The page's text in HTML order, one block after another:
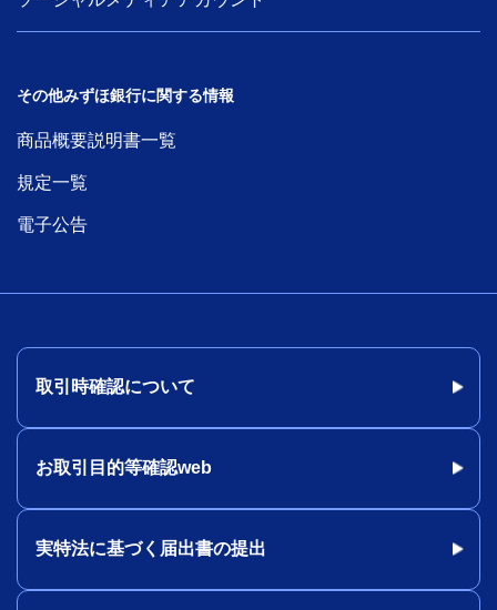
その他みずほ銀行に関する情報
商品概要説明書一覧
規定一覧
電子公告
取引時確認について
お取引目的等確認web
実特法に基づく届出書の提出